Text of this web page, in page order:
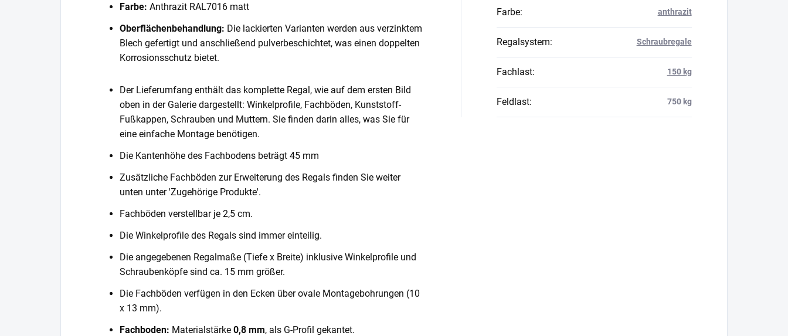
Farbe: Anthrazit RAL7016 matt
Oberflächenbehandlung: Die lackierten Varianten werden aus verzinktem
Blech gefertigt und anschließend pulverbeschichtet, was einen doppelten
Korrosionsschutz bietet.
Der Lieferumfang enthält das komplette Regal, wie auf dem ersten Bild
oben in der Galerie dargestellt: Winkelprofile, Fachböden, Kunststoff-
Fußkappen, Schrauben und Muttern. Sie finden darin alles, was Sie für
eine einfache Montage benötigen.
Die Kantenhöhe des Fachbodens beträgt 45 mm
Zusätzliche Fachböden zur Erweiterung des Regals finden Sie weiter
unten unter 'Zugehörige Produkte'.
Fachböden verstellbar je 2,5 cm.
Die Winkelprofile des Regals sind immer einteilig.
Die angegebenen Regalmaße (Tiefe x Breite) inklusive Winkelprofile und
Schraubenköpfe sind ca. 15 mm größer.
Die Fachböden verfügen in den Ecken über ovale Montagebohrungen (10
x 13 mm).
Fachboden: Materialstärke 0,8 mm, als G-Profil gekantet.
Farbe: anthrazit
Regalsystem: Schraubregale
Fachlast: 150 kg
Feldlast: 750 kg